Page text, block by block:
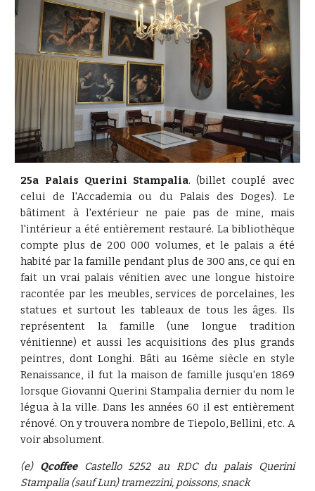
25a Palais Querini Stampalia. (billet couplé avec
celui de l'Accademia ou du Palais des Doges). Le
bâtiment à l'extérieur ne paie pas de mine, mais
l'intérieur a été entièrement restauré. La bibliothèque
compte plus de 200 000 volumes, et le palais a été
habité par la famille pendant plus de 300 ans, ce qui en
fait un vrai palais vénitien avec une longue histoire
racontée par les meubles, services de porcelaines, les
statues et surtout les tableaux de tous les âges. Ils
représentent la famille (une longue tradition
vénitienne) et aussi les acquisitions des plus grands
peintres, dont Longhi. Bâti au 16ème siècle en style
Renaissance, il fut la maison de famille jusqu'en 1869
lorsque Giovanni Querini Stampalia dernier du nom le
légua à la ville. Dans les années 60 il est entièrement
rénové. On y trouvera nombre de Tiepolo, Bellini, etc. A
voir absolument.
(e) QcoffeeCastello 5252 au RDC du palais Querini
Stampalia (sauf Lun) tramezzini, poissons, snack